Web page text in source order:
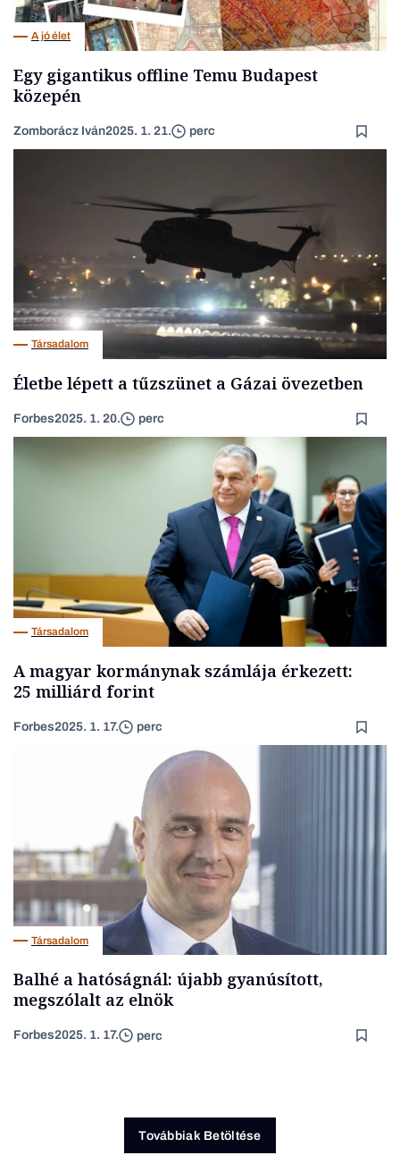
A jó élet
Egy gigantikus offline Temu Budapest
közepén
Zomborácz Iván2025. 1. 21. perc
Társadalom
Életbe lépett a tűzszünet a Gázai övezetben
Forbes2025. 1. 20. perc
Társadalom
A magyar kormánynak számlája érkezett:
25 milliárd forint
Forbes2025. 1. 17. perc
Társadalom
Balhé a hatóságnál: újabb gyanúsított,
megszólalt az elnök
Forbes2025. 1. 17. perc
Továbbiak Betöltése